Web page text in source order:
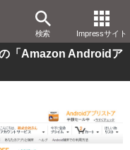
検索 Impressサイト
「Amazon Androidア